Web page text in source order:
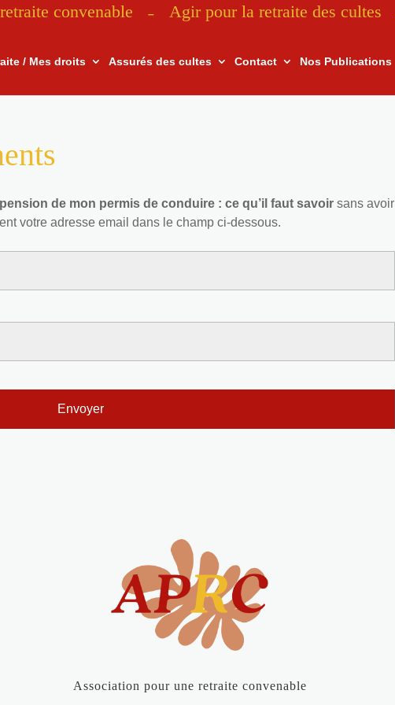
convenable – Agir pour la retraite des cultes
/ Mes droits Assurés des cultes Contact Nos Publications
de mon permis de conduire : ce qu’il faut savoir sans avoir
votre adresse email dans le champ ci-dessous.
Association pour une retraite convenable